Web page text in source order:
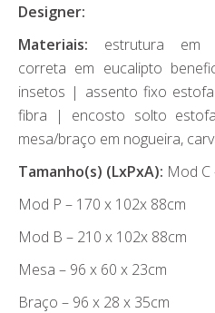
Designer:
Materiais: estrutura em
correta em eucalipto
insetos | assento fixo
fibra | encosto solto
mesa/braço em nogueira,
Tamanho(s) (LxPxA): Mod C
Mod P – 170 x 102x 88cm
Mod B – 210 x 102x 88cm
Mesa – 96 x 60 x 23cm
Braço – 96 x 28 x 35cm